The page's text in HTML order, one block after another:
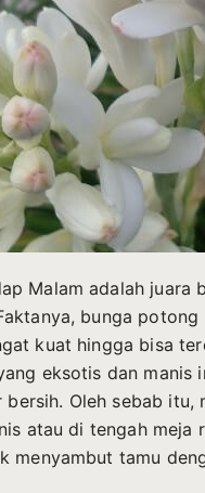
Malam adalah
bunga
kuat hingga bisa
eksotis dan
Oleh sebab
atau di tengah meja
menyambut tamu